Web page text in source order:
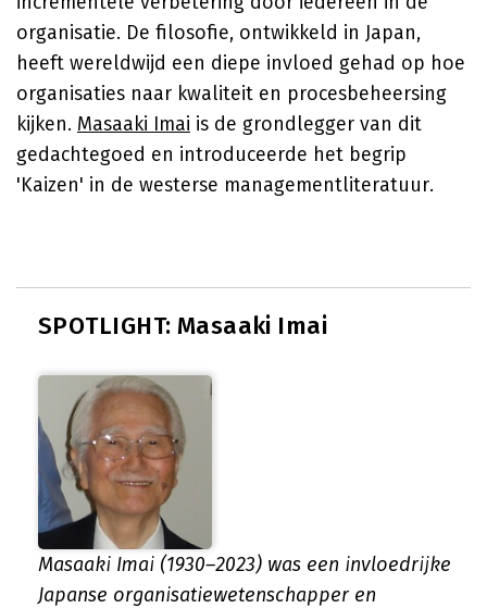
organisatie. De filosofie, ontwikkeld in Japan,
heeft wereldwijd een diepe invloed gehad op hoe
organisaties naar kwaliteit en procesbeheersing
kijken. Masaaki Imai is de grondlegger van dit
gedachtegoed en introduceerde het begrip
'Kaizen' in de westerse managementliteratuur.
SPOTLIGHT: Masaaki Imai
Masaaki Imai (1930–2023) was een invloedrijke
Japanse organisatiewetenschapper en